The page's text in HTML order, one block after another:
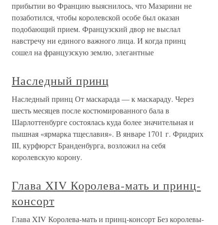
прибытии во Францию выяснилось, что Мазарини не
позаботился, чтобы королевской особе был оказан
подобающий прием. Французский двор не выслал
навстречу ни единого важного лица. И когда принц
сошел на французскую землю, элегантные
Наследный принц
Наследный принц От маскарада — к маскараду. Через
шесть месяцев после костюмированного бала в
Шарлоттенбурге состоялась куда более значительная и
пышная «ярмарка тщеславия». В январе 1701 г. Фридрих
III, курфюрст Бранденбурга, возложил на себя
королевскую корону.
Глава XIV Королева-мать и принц-
консорт
Глава XIV Королева-мать и принц-консорт Без королевы-